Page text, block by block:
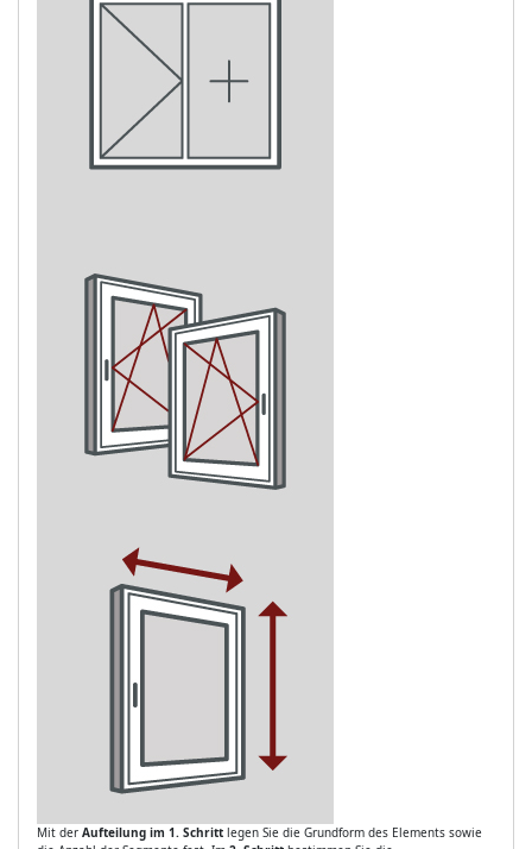
Mit der Aufteilung im 1. Schritt legen Sie die Grundform des Elements sowie